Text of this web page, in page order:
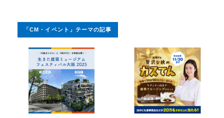
「CM・イベント」テーマの記事